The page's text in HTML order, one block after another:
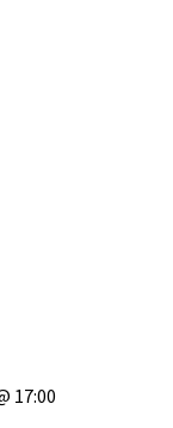
17:00